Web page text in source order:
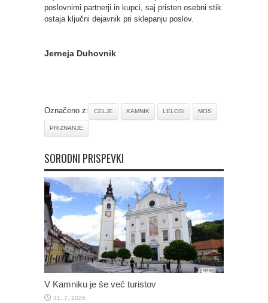
poslovnimi partnerji in kupci, saj pristen osebni stik
ostaja ključni dejavnik pri sklepanju poslov.
Jerneja Duhovnik
Označeno z: CELJE KAMNIK LELOSI MOS
PRIZNANJE
SORODNI PRISPEVKI
V Kamniku je še več turistov
31. 7. 2026